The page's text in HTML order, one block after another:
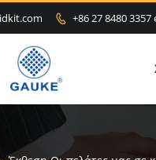
 +86 27 8480 3357